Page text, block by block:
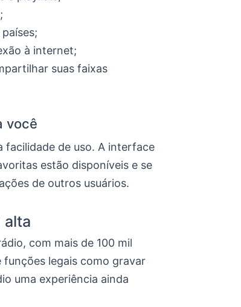
à internet;
suas faixas
você
facilidade de uso. A interface
estão disponíveis e se
de outros usuários.
alta
com mais de 100 mil
funções legais como gravar
uma experiência ainda